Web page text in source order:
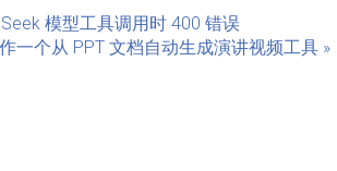
模型工具调用时 400 错误
一个从 PPT 文档自动生成演讲视频工具 »